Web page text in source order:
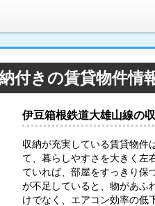
付きの賃貸物件情
伊豆箱根鉄道大雄山線の
収納が充実している賃貸物件
て、暮らしやすさを大きく左
ていれば、部屋をすっきり保
が不足していると、物があふ
けでなく、エアコン効率の低